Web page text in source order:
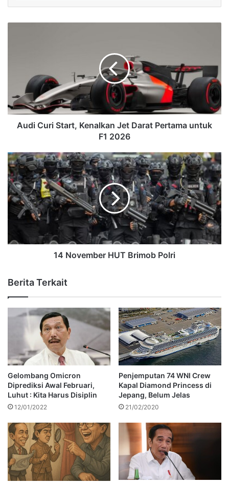
Audi Curi Start, Kenalkan Jet Darat Pertama untuk
F1 2026
14 November HUT Brimob Polri
Berita Terkait
Gelombang Omicron
Diprediksi Awal Februari,
Luhut : Kita Harus Disiplin
12/01/2022
Penjemputan 74 WNI Crew
Kapal Diamond Princess di
Jepang, Belum Jelas
21/02/2020